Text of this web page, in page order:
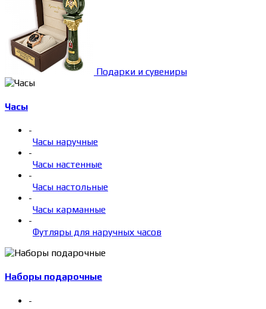
Подарки и сувениры
Часы
-
Часы наручные
-
Часы настенные
-
Часы настольные
-
Часы карманные
-
Футляры для наручных часов
Наборы подарочные
-